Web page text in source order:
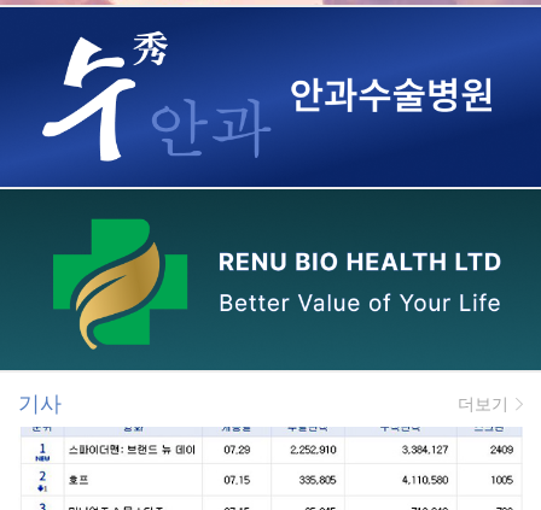
기사 더보기